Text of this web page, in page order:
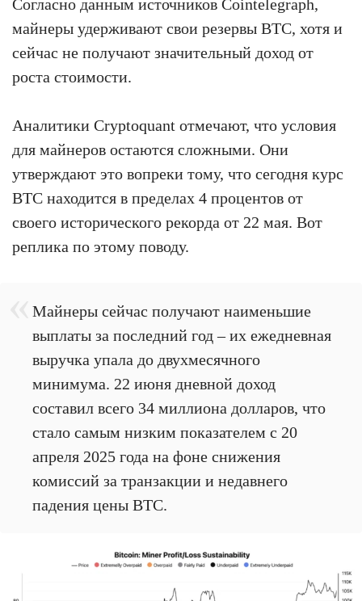
Согласно данным источников Cointelegraph,
майнеры удерживают свои резервы BTC, хотя и
сейчас не получают значительный доход от
роста стоимости.
Аналитики Cryptoquant отмечают, что условия
для майнеров остаются сложными. Они
утверждают это вопреки тому, что сегодня курс
BTC находится в пределах 4 процентов от
своего исторического рекорда от 22 мая. Вот
реплика по этому поводу.
Майнеры сейчас получают наименьшие
выплаты за последний год – их ежедневная
выручка упала до двухмесячного
минимума. 22 июня дневной доход
составил всего 34 миллиона долларов, что
стало самым низким показателем с 20
апреля 2025 года на фоне снижения
комиссий за транзакции и недавнего
падения цены BTC.